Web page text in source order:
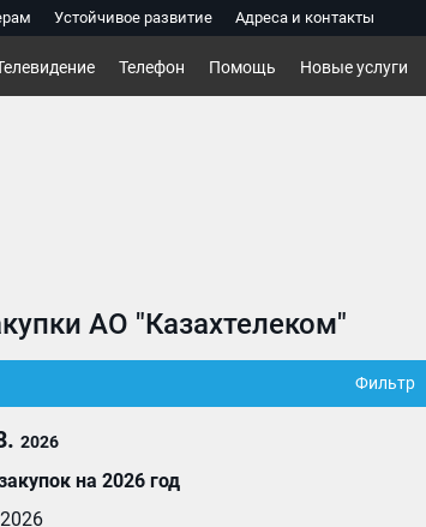
Устойчивое развитие Адреса и контакты
Телефон Помощь Новые услуги
АО "Казахтелеком"
Фильтр
2026
на 2026 год